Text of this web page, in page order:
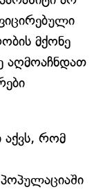
მქონე
აღმოაჩნდათ
აქვს, რომ